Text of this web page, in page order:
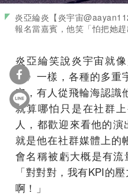
炎亞綸炎【炎宇宙
報名當嘉賓，他笑「怕把她趕
炎亞綸笑說炎宇宙就
宙》一樣，各種的多重
定，有人從飛輪海認識
就算哪怕只是在社群
人，都歡迎來看他的演
就是他在社群媒體上的
會名稱被虧大概是有
「對對對，我有KPI的
啊！」